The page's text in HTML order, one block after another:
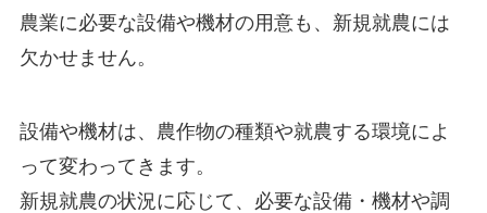
農業に必要な設備や機材の用意も、新規就農には
欠かせません。
設備や機材は、農作物の種類や就農する環境によ
って変わってきます。
新規就農の状況に応じて、 必要な設備・機材や調